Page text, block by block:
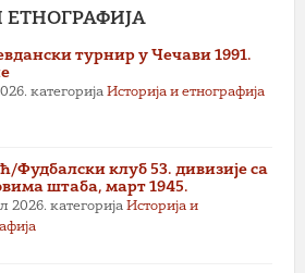
ЕТНОГРАФИЈА
турнир у Чечави 1991.
категорија Историја и етнографија
Фудбалски клуб 53. дивизије са
штаба, март 1945.
2026. категорија Историја и